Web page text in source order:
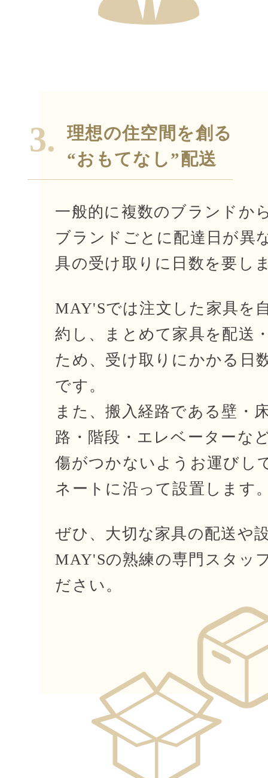
3.
理想の住空間を創る
“おもてなし”配送
一般的に複数のブランドか
ブランドごとに配達日が異
具の受け取りに日数を要し
MAY'Sでは注文した家具を
約し、まとめて家具を配送
ため、受け取りにかかる日
です。
また、搬入経路である壁・
路・階段・エレベーターな
傷がつかないようお運びし
ネートに沿って設置します
ぜひ、大切な家具の配送や
MAY'Sの熟練の専門スタッ
ださい。